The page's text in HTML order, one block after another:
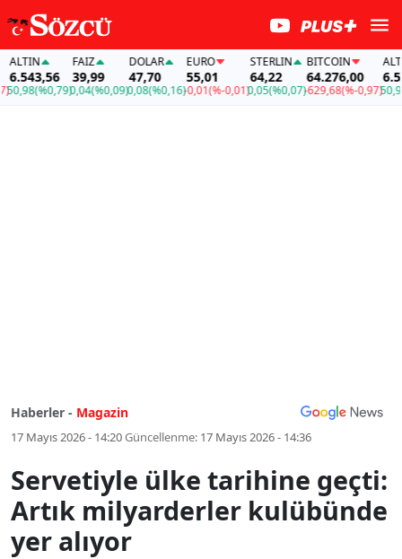
(%0,79)
FAİZ
39,99
0,04(%0,09)
DOLAR
47,70
0,08(%0,16)
EURO
55,01
-0,01(%-0,01)
STERLIN
64,22
0,05(%0,07)
BITCOIN
64.276,00
-629,68(%-0,97)
ALTIN
50,98
Haberler - Magazin
17 Mayıs 2026 - 14:20Güncellenme: 17 Mayıs 2026 - 14:36
Servetiyle ülke tarihine geçti:
Artık milyarderler kulübünde
yer alıyor